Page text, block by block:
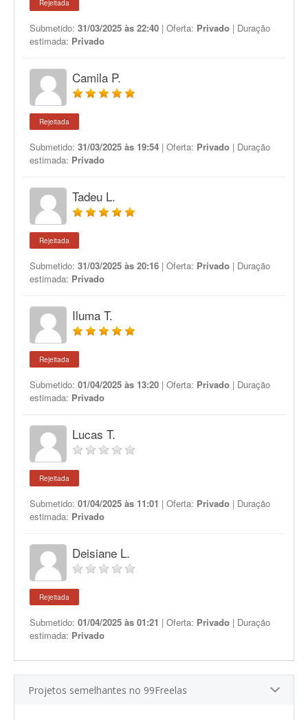
Rejeitada
Submetido: 31/03/2025 às 22:40 | Oferta: Privado | Duração
estimada: Privado
Camila P.
Rejeitada
Submetido: 31/03/2025 às 19:54 | Oferta: Privado | Duração
estimada: Privado
Tadeu L.
Rejeitada
Submetido: 31/03/2025 às 20:16 | Oferta: Privado | Duração
estimada: Privado
Iluma T.
Rejeitada
Submetido: 01/04/2025 às 13:20 | Oferta: Privado | Duração
estimada: Privado
Lucas T.
Rejeitada
Submetido: 01/04/2025 às 11:01 | Oferta: Privado | Duração
estimada: Privado
Deisiane L.
Rejeitada
Submetido: 01/04/2025 às 01:21 | Oferta: Privado | Duração
estimada: Privado
Projetos semelhantes no 99Freelas